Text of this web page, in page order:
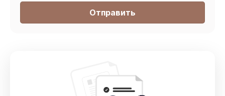
Отправить